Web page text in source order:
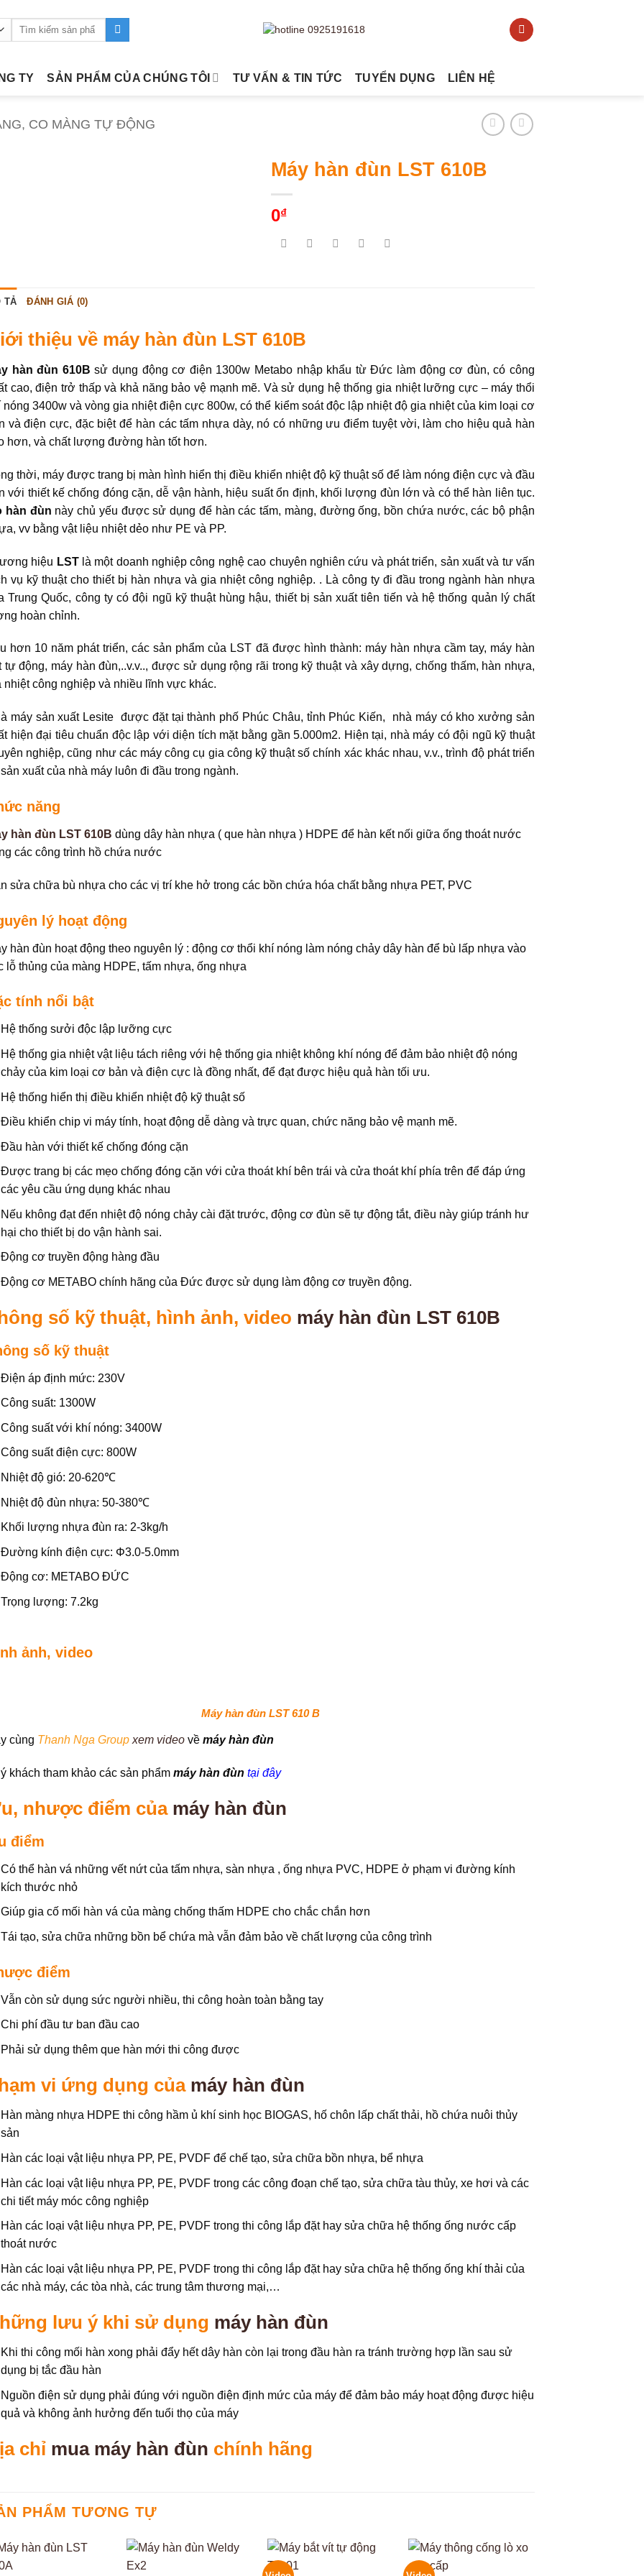
Tìm
TY SẢN PHẨM CỦA CHÚNG TÔI TƯ VẤN & TIN TỨC TUYỂN DỤNG LIÊN HỆ
CO MÀNG TỰ ĐỘNG
Máy hàn đùn LST 610B
0₫
TẢ ĐÁNH GIÁ (0)
thiệu về máy hàn đùn LST 610B
hàn đùn 610B sử dụng động cơ điện 1300w Metabo nhập khẩu từ Đức làm động cơ đùn, có công
cao, điện trở thấp và khả năng bảo vệ mạnh mẽ. Và sử dụng hệ thống gia nhiệt lưỡng cực – máy thổi
nóng 3400w và vòng gia nhiệt điện cực 800w, có thể kiểm soát độc lập nhiệt độ gia nhiệt của kim loại cơ
và điện cực, đặc biệt để hàn các tấm nhựa dày, nó có những ưu điểm tuyệt vời, làm cho hiệu quả hàn
hơn, và chất lượng đường hàn tốt hơn.
thời, máy được trang bị màn hình hiển thị điều khiển nhiệt độ kỹ thuật số để làm nóng điện cực và đầu
với thiết kế chống đóng cặn, dễ vận hành, hiệu suất ổn định, khối lượng đùn lớn và có thể hàn liên tục.
hàn đùn này chủ yếu được sử dụng để hàn các tấm, màng, đường ống, bồn chứa nước, các bộ phận
vv bằng vật liệu nhiệt dẻo như PE và PP.
hiệu LSTlà một doanh nghiệp công nghệ cao chuyên nghiên cứu và phát triển, sản xuất và tư vấn
vụ kỹ thuật cho thiết bị hàn nhựa và gia nhiệt công nghiệp. . Là công ty đi đầu trong ngành hàn nhựa
Trung Quốc, công ty có đội ngũ kỹ thuật hùng hậu, thiết bị sản xuất tiên tiến và hệ thống quản lý chất
hoàn chỉnh.
hơn 10 năm phát triển, các sản phẩm của LST đã được hình thành: máy hàn nhựa cầm tay, máy hàn
tự động, máy hàn đùn,..v.v.., được sử dụng rộng rãi trong kỹ thuật và xây dựng, chống thấm, hàn nhựa,
nhiệt công nghiệp và nhiều lĩnh vực khác.
máy sản xuất Lesite được đặt tại thành phố Phúc Châu, tỉnh Phúc Kiến, nhà máy có kho xưởng sản
hiện đại tiêu chuẩn độc lập với diện tích mặt bằng gần 5.000m2. Hiện tại, nhà máy có đội ngũ kỹ thuật
nghiệp, cũng như các máy công cụ gia công kỹ thuật số chính xác khác nhau, v.v., trình độ phát triển
xuất của nhà máy luôn đi đầu trong ngành.
năng
hàn đùn LST 610B dùng dây hàn nhựa ( que hàn nhựa ) HDPE để hàn kết nối giữa ống thoát nước
các công trình hồ chứa nước
sửa chữa bù nhựa cho các vị trí khe hở trong các bồn chứa hóa chất bằng nhựa PET, PVC
lý hoạt động
hàn đùn hoạt động theo nguyên lý : động cơ thổi khí nóng làm nóng chảy dây hàn để bù lấp nhựa vào
lỗ thủng của màng HDPE, tấm nhựa, ống nhựa
tính nổi bật
Hệ thống sưởi độc lập lưỡng cực
Hệ thống gia nhiệt vật liệu tách riêng với hệ thống gia nhiệt không khí nóng để đảm bảo nhiệt độ nóng
chảy của kim loại cơ bản và điện cực là đồng nhất, để đạt được hiệu quả hàn tối ưu.
Hệ thống hiển thị điều khiển nhiệt độ kỹ thuật số
Điều khiển chip vi máy tính, hoạt động dễ dàng và trực quan, chức năng bảo vệ mạnh mẽ.
Đầu hàn với thiết kế chống đóng cặn
Được trang bị các mẹo chống đóng cặn với cửa thoát khí bên trái và cửa thoát khí phía trên để đáp ứng
các yêu cầu ứng dụng khác nhau
Nếu không đạt đến nhiệt độ nóng chảy cài đặt trước, động cơ đùn sẽ tự động tắt, điều này giúp tránh hư
hại cho thiết bị do vận hành sai.
Động cơ truyền động hàng đầu
Động cơ METABO chính hãng của Đức được sử dụng làm động cơ truyền động.
số kỹ thuật, hình ảnh, video máy hàn đùn LST 610B
số kỹ thuật
Điện áp định mức: 230V
Công suất: 1300W
Công suất với khí nóng: 3400W
Công suất điện cực: 800W
Nhiệt độ gió: 20-620℃
Nhiệt độ đùn nhựa: 50-380℃
Khối lượng nhựa đùn ra: 2-3kg/h
Đường kính điện cực: Φ3.0-5.0mm
Động cơ: METABO ĐỨC
Trọng lượng: 7.2kg
ảnh, video
Máy hàn đùn LST 610 B
cùng Thanh Nga Group xem video về máy hàn đùn
khách tham khảo các sản phẩm máy hàn đùn tại đây
nhược điểm của máy hàn đùn
điểm
Có thể hàn vá những vết nứt của tấm nhựa, sàn nhựa , ống nhựa PVC, HDPE ở phạm vi đường kính
kích thước nhỏ
Giúp gia cố mối hàn vá của màng chống thấm HDPE cho chắc chắn hơn
Tái tạo, sửa chữa những bồn bể chứa mà vẫn đảm bảo về chất lượng của công trình
điểm
Vẫn còn sử dụng sức người nhiều, thi công hoàn toàn bằng tay
Chi phí đầu tư ban đầu cao
Phải sử dụng thêm que hàn mới thi công được
vi ứng dụng của máy hàn đùn
Hàn màng nhựa HDPE thi công hầm ủ khí sinh học BIOGAS, hố chôn lấp chất thải, hồ chứa nuôi thủy
sản
Hàn các loại vật liệu nhựa PP, PE, PVDF để chế tạo, sửa chữa bồn nhựa, bể nhựa
Hàn các loại vật liệu nhựa PP, PE, PVDF trong các công đoạn chế tạo, sửa chữa tàu thủy, xe hơi và các
chi tiết máy móc công nghiệp
Hàn các loại vật liệu nhựa PP, PE, PVDF trong thi công lắp đặt hay sửa chữa hệ thống ống nước cấp
thoát nước
Hàn các loại vật liệu nhựa PP, PE, PVDF trong thi công lắp đặt hay sửa chữa hệ thống ống khí thải của
các nhà máy, các tòa nhà, các trung tâm thương mại,…
lưu ý khi sử dụng máy hàn đùn
Khi thi công mối hàn xong phải đẩy hết dây hàn còn lại trong đầu hàn ra tránh trường hợp lần sau sử
dụng bị tắc đầu hàn
Nguồn điện sử dụng phải đúng với nguồn điện định mức của máy để đảm bảo máy hoạt động được hiệu
quả và không ảnh hưởng đến tuổi thọ của máy
chỉ mua máy hàn đùn chính hãng
PHẨM TƯƠNG TỰ